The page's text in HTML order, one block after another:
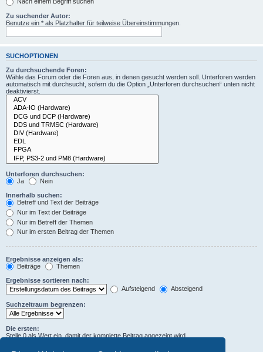
Zu suchender Autor:
Benutze ein * als Platzhalter für teilweise Übereinstimmungen.
SUCHOPTIONEN
Zu durchsuchende Foren:
Wähle das Forum oder die Foren aus, in denen gesucht werden soll. Unterforen werden
automatisch mit durchsucht, sofern du die Option „Unterforen durchsuchen“ unten nicht
deaktivierst.
Unterforen durchsuchen:
Ja
Nein
Innerhalb suchen:
Betreff und Text der Beiträge
Nur im Text der Beiträge
Nur im Betreff der Themen
Nur im ersten Beitrag der Themen
Ergebnisse anzeigen als:
Beiträge
Themen
Ergebnisse sortieren nach:
Aufsteigend
Absteigend
Suchzeitraum begrenzen:
Die ersten:
Stelle 0 als Wert ein, damit der komplette Beitrag angezeigt wird.